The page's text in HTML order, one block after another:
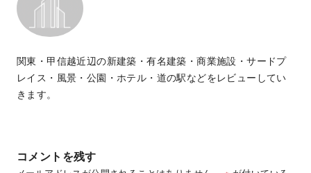
関東・甲信越近辺の新建築・有名建築・商業施設・サードプ
レイス・風景・公園・ホテル・道の駅などをレビューしてい
きます。
コメントを残す